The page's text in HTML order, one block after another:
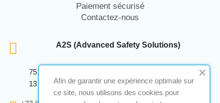
Paiement sécurisé
Contactez-nous
A2S (Advanced Safety Solutions)
75 Avenue Marcellin Berthelot Anthelios Bâtiment E
13 290 Aix En Provence
Afin de garantir une expérience optimale sur
ce site, nous utilisons des cookies pour